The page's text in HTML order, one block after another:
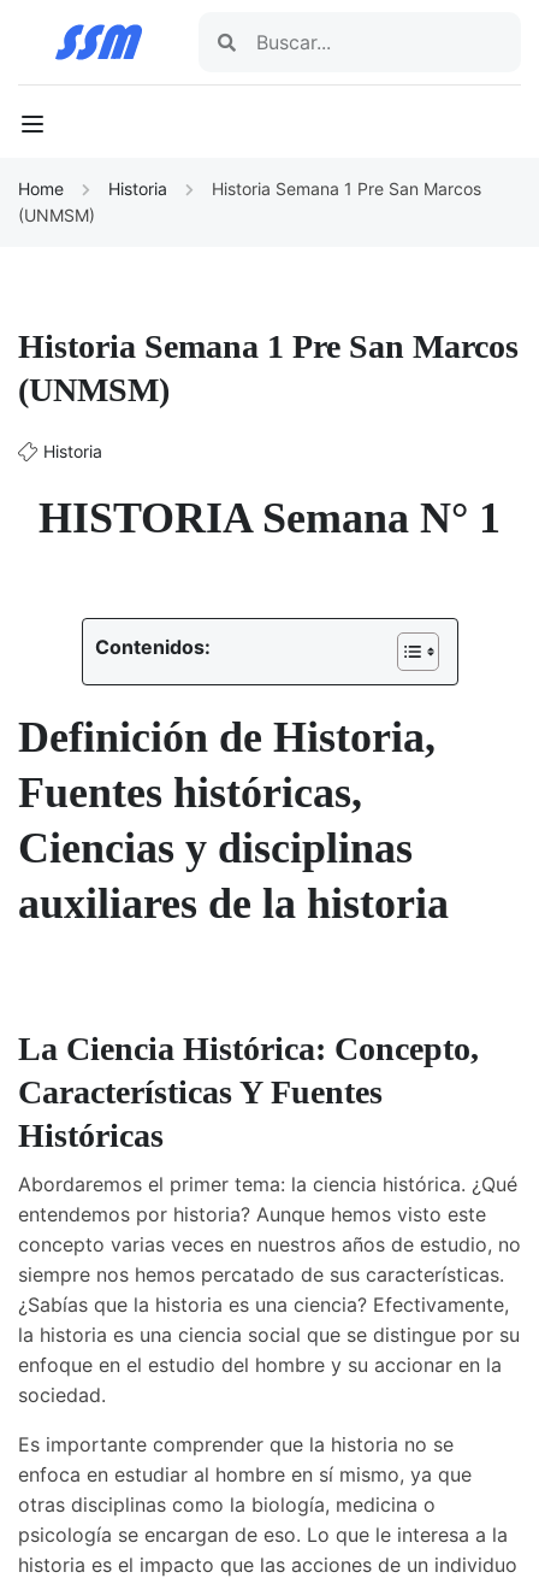
Home Historia
Historia Semana 1 Pre San Marcos
(UNMSM)
Historia Semana 1 Pre San Marcos
(UNMSM)
Historia
HISTORIA Semana N° 1
Contenidos:
Definición de Historia,
Fuentes históricas,
Ciencias y disciplinas
auxiliares de la historia
La Ciencia Histórica: Concepto,
Características Y Fuentes
Históricas
Abordaremos el primer tema: la ciencia histórica. ¿Qué
entendemos por historia? Aunque hemos visto este
concepto varias veces en nuestros años de estudio, no
siempre nos hemos percatado de sus características.
¿Sabías que la historia es una ciencia? Efectivamente,
la historia es una ciencia social que se distingue por su
enfoque en el estudio del hombre y su accionar en la
sociedad.
Es importante comprender que la historia no se
enfoca en estudiar al hombre en sí mismo, ya que
otras disciplinas como la biología, medicina o
psicología se encargan de eso. Lo que le interesa a la
historia es el impacto que las acciones de un individuo